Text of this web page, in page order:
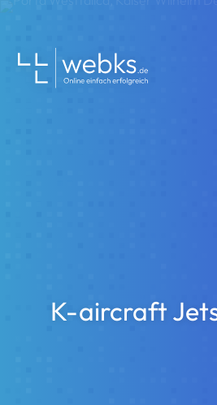
webks: websolutions kept
K-aircraft